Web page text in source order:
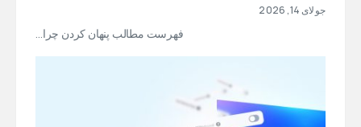
جولای 14, 2026
فهرست مطالب پنهان کردن چرا…